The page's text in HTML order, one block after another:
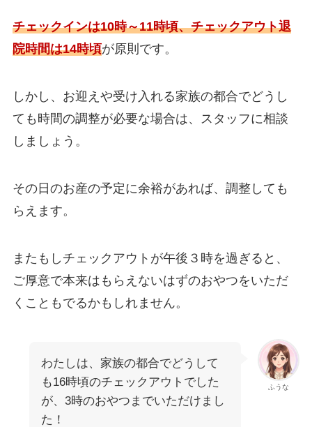
チェックインは10時～11時頃、チェックアウト退
院時間は14時頃が原則です。
しかし、お迎えや受け入れる家族の都合でどうし
ても時間の調整が必要な場合は、スタッフに相談
しましょう。
その日のお産の予定に余裕があれば、調整しても
らえます。
またもしチェックアウトが午後３時を過ぎると、
ご厚意で本来はもらえないはずのおやつをいただ
くこともでるかもしれません。
ふうな
わたしは、家族の都合でどうして
も16時頃のチェックアウトでした
が、3時のおやつまでいただけまし
た！